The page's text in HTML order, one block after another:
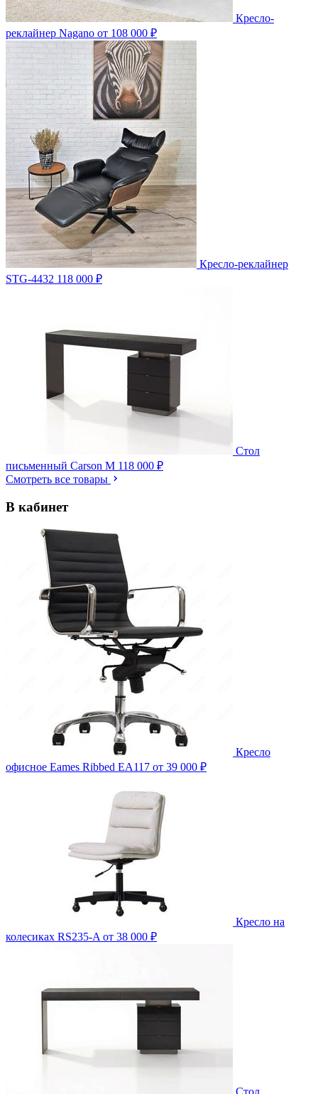
Кресло-
реклайнер Nagano от 108 000 ₽
Кресло-реклайнер
STG-4432 118 000 ₽
Стол
письменный Carson M 118 000 ₽
Смотреть все товары
В кабинет
Кресло
офисное Eames Ribbed EA117 от 39 000 ₽
Кресло на
колесиках RS235-A от 38 000 ₽
Стол